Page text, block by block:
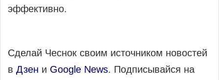
эффективно.
Сделай Чеснок своим источником новостей
в Дзен и Google News. Подписывайся на